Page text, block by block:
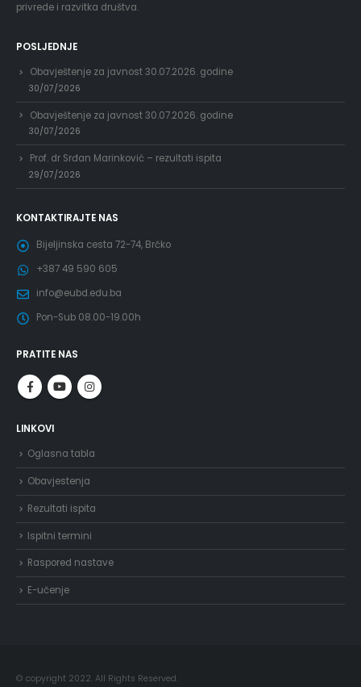
privrede i razvitka društva.
POSLJEDNJE
Obavještenje za javnost 30.07.2026. godine
30/07/2026
Obavještenje za javnost 30.07.2026. godine
30/07/2026
Prof. dr Srđan Marinković – rezultati ispita
29/07/2026
KONTAKTIRAJTE NAS
Bijeljinska cesta 72-74, Brčko
+387 49 590 605
info@eubd.edu.ba
Pon-Sub 08.00-19.00h
PRATITE NAS
LINKOVI
Oglasna tabla
Obavjestenja
Rezultati ispita
Ispitni termini
Raspored nastave
E-učenje
© copyright 2022. All Rights Reserved.